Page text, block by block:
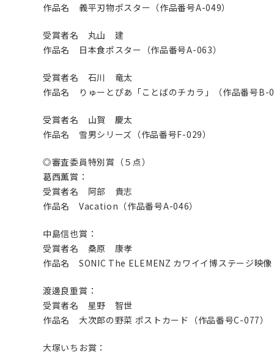
作品名 義平刃物ポスター（作品番号A-049）
受賞者名 丸山 建
作品名 日本食ポスター（作品番号A-063）
受賞者名 石川 竜太
作品名 りゅーとぴあ「ことばのチカラ」（作品番号B-
受賞者名 山賀 慶太
作品名 雪男シリーズ（作品番号F-029）
◎審査委員特別賞（５点）
葛西薫賞：
受賞者名 阿部 貴志
作品名 Vacation（作品番号A-046）
中島信也賞：
受賞者名 桑原 康孝
作品名 SONIC The ELEMENZ カワイイ博ステージ映
渡邊良重賞：
受賞者名 星野 智世
作品名 大次郎の野菜 ポストカード（作品番号C-077）
大塚いちお賞：